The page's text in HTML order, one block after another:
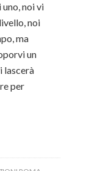
noi vi
noi
ma
un
lascerà
per